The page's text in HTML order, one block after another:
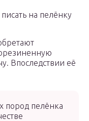
на пелёнку
Впоследствии её
пород пелёнка